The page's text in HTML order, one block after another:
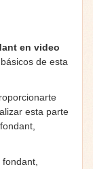
en video
de esta
esta parte